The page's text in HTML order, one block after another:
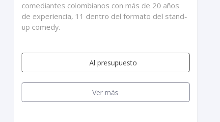
comediantes colombianos con más de 20 años
de experiencia, 11 dentro del formato del stand-
up comedy.
Al presupuesto
Ver más